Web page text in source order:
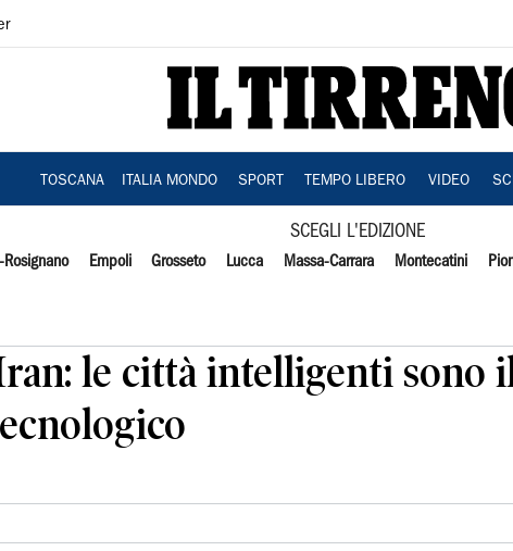
TOSCANA ITALIA MONDO SPORT TEMPO LIBERO VIDEO
SCEGLI L'EDIZIONE
Rosignano Empoli Grosseto Lucca Massa-Carrara Montecatini
le città intelligenti sono